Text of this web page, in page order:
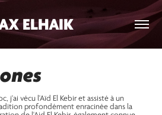
ELHAIK
j'ai vécu l'Aïd El Kebir et assisté à un
profondément enracinée dans la